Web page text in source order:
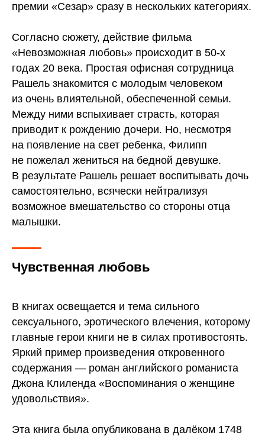
премии «Сезар» сразу в нескольких категориях.
Согласно сюжету, действие фильма
«Невозможная любовь» происходит в 50-х
годах 20 века. Простая офисная сотрудница
Рашель знакомится с молодым человеком
из очень влиятельной, обеспеченной семьи.
Между ними вспыхивает страсть, которая
приводит к рождению дочери. Но, несмотря
на появление на свет ребенка, Филипп
не пожелал жениться на бедной девушке.
В результате Рашель решает воспитывать дочь
самостоятельно, всячески нейтрализуя
возможное вмешательство со стороны отца
малышки.
Чувственная любовь
В книгах освещается и тема сильного
сексуального, эротического влечения, которому
главные герои книги не в силах противостоять.
Яркий пример произведения откровенного
содержания — роман английского романиста
Джона Клиленда «Воспоминания о женщине
удовольствия».
Эта книга была опубликована в далёком 1748